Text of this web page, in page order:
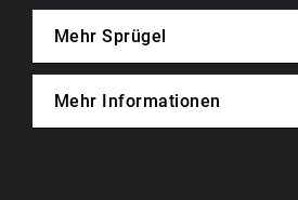
Mehr Sprügel
Mehr Informationen